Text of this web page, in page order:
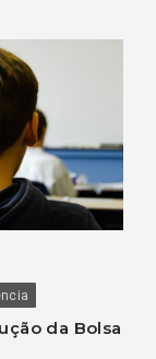
da Bolsa